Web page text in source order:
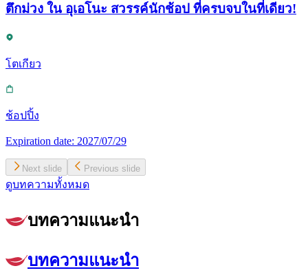
ตึกม่วง ใน อุเอโนะ สวรรค์นักช้อป ที่ครบจบในที่เดียว!
โตเกียว
ช้อปปิ้ง
Expiration date: 2027/07/29
Next slide Previous slide
ดูบทความทั้งหมด
บทความแนะนำ
บทความแนะนำ